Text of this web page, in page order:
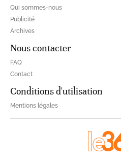
Qui sommes-nous
Publicité
Archives
Nous contacter
FAQ
Contact
Conditions d'utilisation
Mentions légales